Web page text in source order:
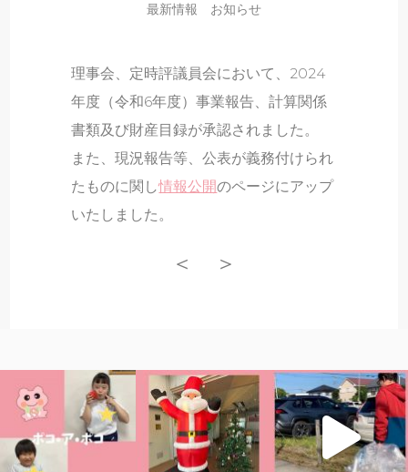
最新情報 お知らせ
理事会、定時評議員会において、2024
年度（令和6年度）事業報告、計算関係
書類及び財産目録が承認されました。
また、現況報告等、公表が義務付けられ
たものに関し情報公開のページにアップ
いたしました。
＜ ＞